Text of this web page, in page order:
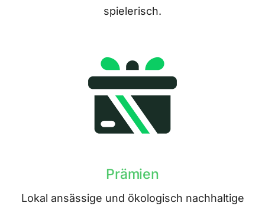
spielerisch.
Prämien
Lokal ansässige und ökologisch nachhaltige